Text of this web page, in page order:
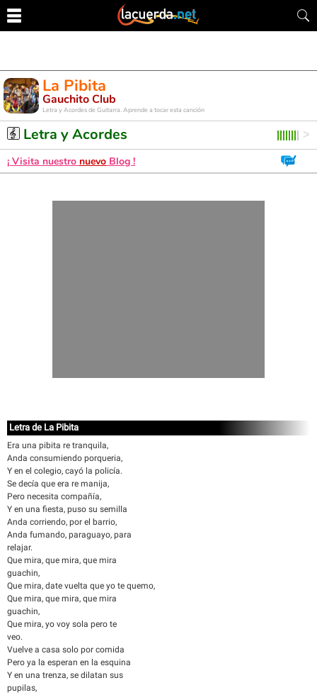
La Pibita
Gauchito Club
Letra y Acordes de Guitarra. Aprende a tocar esta canción
Letra y Acordes
¡ Visita nuestro nuevo Blog !
Letra de La Pibita
Era una pibita re tranquila,
Anda consumiendo porqueria,
Y en el colegio, cayó la policía.
Se decía que era re manija,
Pero necesita compañía,
Y en una fiesta, puso su semilla
Anda corriendo, por el barrio,
Anda fumando, paraguayo, para
relajar.
Que mira, que mira, que mira
guachin,
Que mira, date vuelta que yo te quemo,
Que mira, que mira, que mira
guachin,
Que mira, yo voy sola pero te
veo.
Vuelve a casa solo por comida
Pero ya la esperan en la esquina
Y en una trenza, se dilatan sus
pupilas,